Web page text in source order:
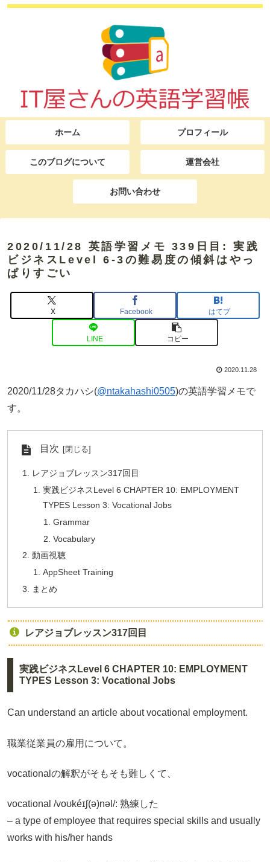
ホーム プロフィール
このブログについて 運営会社
お問い合わせ
2020/11/28 英語学習メモ 339日目: 実践
ビジネスLevel 6-3の難易度の傾斜はやっ
ぱりすごい
X Facebook はてブ
LINE コピー
2020.11.28
2020/11/28タカハシ(@ntakahashi0505)の英語学習メモで
す。
目次
レアジョブレッスン317回目
実践ビジネスLevel 6 CHAPTER 10: EMPLOYMENT
TYPES Lesson 3: Vocational Jobs
Grammar
Vocabulary
動画視聴
AppSheet Training
まとめ
レアジョブレッスン317回目
実践ビジネスLevel 6 CHAPTER 10: EMPLOYMENT
TYPES Lesson 3: Vocational Jobs
Can understand an article about vocational employment.
職業従業員の雇用について。
vocationalの解釈がそもそも難しくて、
vocational /voʊkéɪʃ(ə)nəl/: 熟練した
– a type of employee that requires special skills and usually
works with his/her hands